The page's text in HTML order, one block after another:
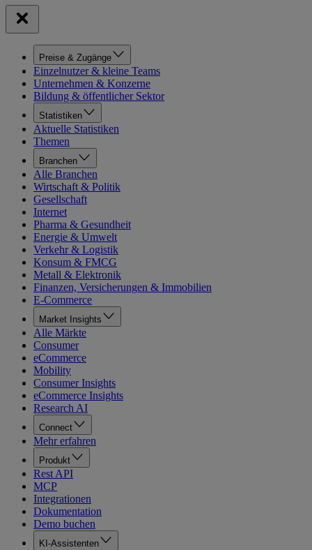
Preise & Zugänge
Einzelnutzer & kleine Teams
Unternehmen & Konzerne
Bildung & öffentlicher Sektor
Statistiken
Aktuelle Statistiken
Themen
Branchen
Alle Branchen
Wirtschaft & Politik
Gesellschaft
Internet
Pharma & Gesundheit
Energie & Umwelt
Verkehr & Logistik
Konsum & FMCG
Metall & Elektronik
Finanzen, Versicherungen & Immobilien
E-Commerce
Market Insights
Alle Märkte
Consumer
eCommerce
Mobility
Consumer Insights
eCommerce Insights
Research AI
Connect
Mehr erfahren
Produkt
Rest API
MCP
Integrationen
Dokumentation
Demo buchen
KI-Assistenten